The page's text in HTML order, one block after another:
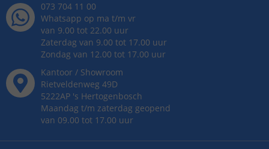
073 704 11 00
Whatsapp op ma t/m vr
van 9.00 tot 22.00 uur
Zaterdag van 9.00 tot 17.00 uur
Zondag van 12.00 tot 17.00 uur
Kantoor / Showroom
Rietveldenweg 49D
5222AP 's Hertogenbosch
Maandag t/m zaterdag geopend
van 09.00 tot 17.00 uur